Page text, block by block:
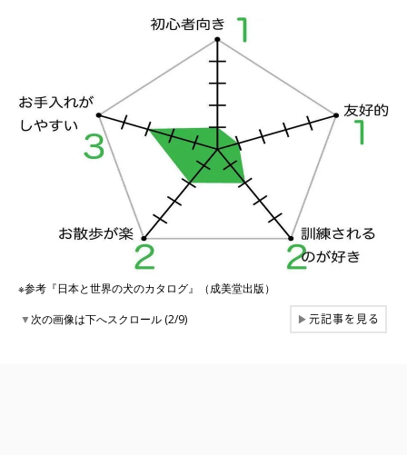
※参考『日本と世界の犬のカタログ』（成美堂出版）
▼次の画像は下へスクロール (2/9) ▶元記事を見る